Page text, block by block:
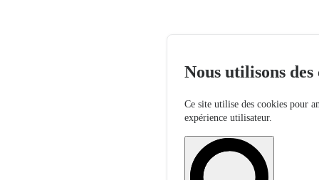
Nous utilisons des
Ce site utilise des cookies pour
expérience utilisateur.